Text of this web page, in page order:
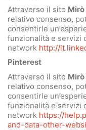
Attraverso il sito Mirò
relativo consenso,
consentirle
funzionalità e servizi
network http://
Pinterest
Attraverso il sito Mirò
relativo consenso,
consentirle
funzionalità e servizi
network https://
and-data-other-